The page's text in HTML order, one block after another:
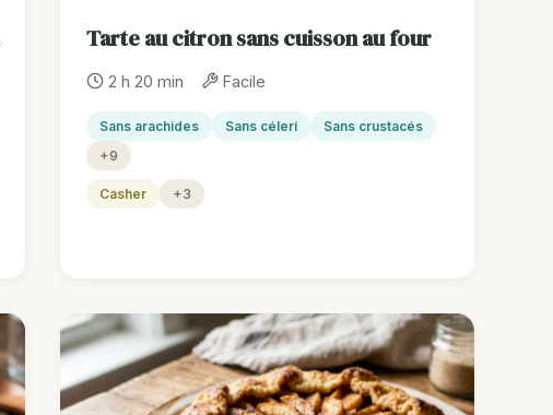
Tarte au citron sans cuisson au four
2 h 20 min Facile
Sans arachides Sans céleri
Sans crustacés
+9
Casher +3